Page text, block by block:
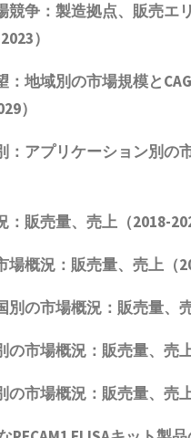
競争：製造拠点、販売エ
）
地域別の市場規模と
）
：アプリケーション別の
：販売量、売上（2018-
場概況：販売量、売上（
別の市場概況：販売量、
の市場概況：販売量、売
の市場概況：販売量、売